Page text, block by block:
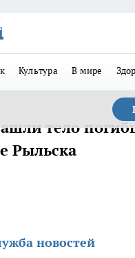
Культура В мире
тело
Рыльска
новостей